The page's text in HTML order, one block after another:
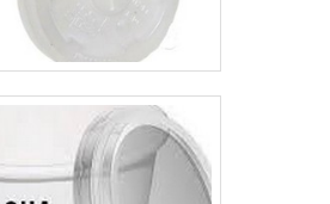
e sala de treinamento
sofisticados. Esses
a um time com
multidisciplinar de
associados e
com vasta
na área de atuação,
NO
Progress as
quando se procura
para bobinas plásticas.
variadas que a